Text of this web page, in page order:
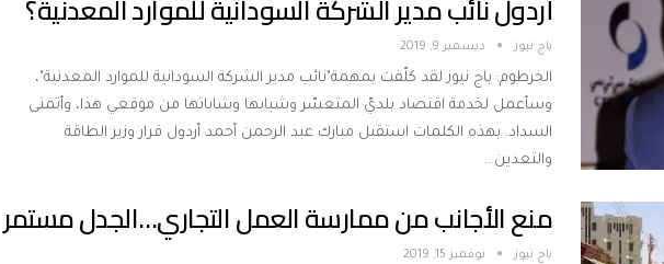
أردول نائب مدير الشركة السودانية للموارد المعدنية؟
باج نيوز ديسمبر 9, 2019
الخرطوم: باج نيوز لقد كلّفت بمهمة"نائب مدير الشركة السودانية للموارد المعدنية"،
وسأعمل لخدمة اقتصاد بلديّ المتعسّر وشبابها وشاباتها من موقعي هذا، وأتمنى
السداد. بهذه الكلمات استقبل مبارك عبد الرحمن أحمد أردول قرار وزير الطاقة
والتعدين…
منع الأجانب من ممارسة العمل التجاري…الجدل مستمر
باج نيوز نوفمبر 15, 2019